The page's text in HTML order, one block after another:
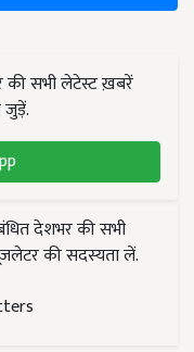
की सभी लेटेस्ट ख़बरें
जुड़ें.
देशभर की सभी
की सदस्यता लें.